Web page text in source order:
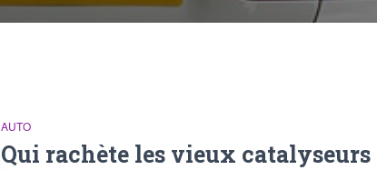
AUTO
Qui rachète les vieux catalyseurs